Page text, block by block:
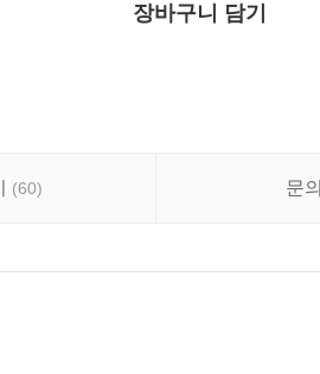
장바구니 담기
(60) 문의